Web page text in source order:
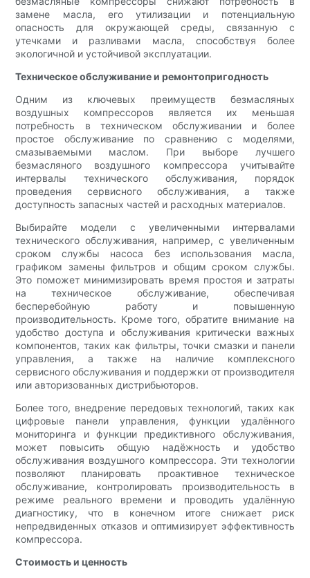
замене масла, его утилизации и потенциальную
опасность для окружающей среды, связанную с
утечками и разливами масла, способствуя более
экологичной и устойчивой эксплуатации.
Техническое обслуживание и ремонтопригодность
Одним из ключевых преимуществ безмасляных
воздушных компрессоров является их меньшая
потребность в техническом обслуживании и более
простое обслуживание по сравнению с моделями,
смазываемыми маслом. При выборе лучшего
безмасляного воздушного компрессора учитывайте
интервалы технического обслуживания, порядок
проведения сервисного обслуживания, а также
доступность запасных частей и расходных материалов.
Выбирайте модели с увеличенными интервалами
технического обслуживания, например, с увеличенным
сроком службы насоса без использования масла,
графиком замены фильтров и общим сроком службы.
Это поможет минимизировать время простоя и затраты
на техническое обслуживание, обеспечивая
бесперебойную работу и повышенную
производительность. Кроме того, обратите внимание на
удобство доступа и обслуживания критически важных
компонентов, таких как фильтры, точки смазки и панели
управления, а также на наличие комплексного
сервисного обслуживания и поддержки от производителя
или авторизованных дистрибьюторов.
Более того, внедрение передовых технологий, таких как
цифровые панели управления, функции удалённого
мониторинга и функции предиктивного обслуживания,
может повысить общую надёжность и удобство
обслуживания воздушного компрессора. Эти технологии
позволяют планировать проактивное техническое
обслуживание, контролировать производительность в
режиме реального времени и проводить удалённую
диагностику, что в конечном итоге снижает риск
непредвиденных отказов и оптимизирует эффективность
компрессора.
Стоимость и ценность